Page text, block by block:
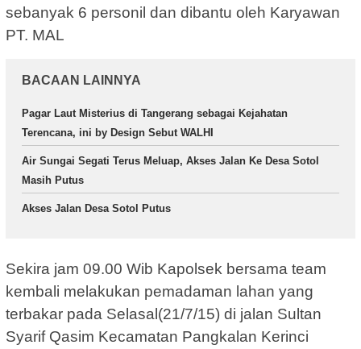
sebanyak 6 personil dan dibantu oleh Karyawan
PT. MAL
BACAAN LAINNYA
Pagar Laut Misterius di Tangerang sebagai Kejahatan
Terencana, ini by Design Sebut WALHI
Air Sungai Segati Terus Meluap, Akses Jalan Ke Desa Sotol
Masih Putus
Akses Jalan Desa Sotol Putus
Sekira jam 09.00 Wib Kapolsek bersama team
kembali melakukan pemadaman lahan yang
terbakar pada Selasal(21/7/15) di jalan Sultan
Syarif Qasim Kecamatan Pangkalan Kerinci